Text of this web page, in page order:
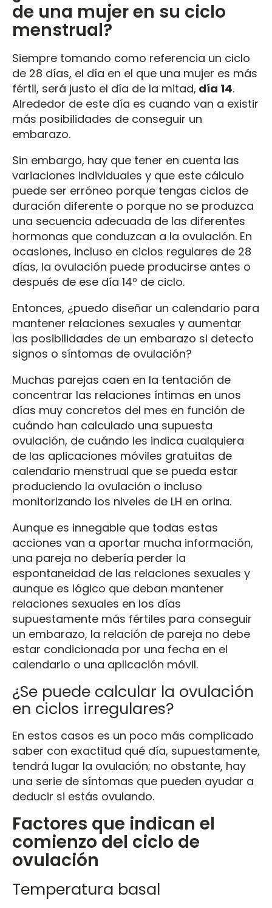
de una mujer en su ciclo
menstrual?
Siempre tomando como referencia un ciclo
de 28 días, el día en el que una mujer es más
fértil, será justo el día de la mitad, día 14.
Alrededor de este día es cuando van a existir
más posibilidades de conseguir un
embarazo.
Sin embargo, hay que tener en cuenta las
variaciones individuales y que este cálculo
puede ser erróneo porque tengas ciclos de
duración diferente o porque no se produzca
una secuencia adecuada de las diferentes
hormonas que conduzcan a la ovulación. En
ocasiones, incluso en ciclos regulares de 28
días, la ovulación puede producirse antes o
después de ese día 14º de ciclo.
Entonces, ¿puedo diseñar un calendario para
mantener relaciones sexuales y aumentar
las posibilidades de un embarazo si detecto
signos o síntomas de ovulación?
Muchas parejas caen en la tentación de
concentrar las relaciones íntimas en unos
días muy concretos del mes en función de
cuándo han calculado una supuesta
ovulación, de cuándo les indica cualquiera
de las aplicaciones móviles gratuitas de
calendario menstrual que se pueda estar
produciendo la ovulación o incluso
monitorizando los niveles de LH en orina.
Aunque es innegable que todas estas
acciones van a aportar mucha información,
una pareja no debería perder la
espontaneidad de las relaciones sexuales y
aunque es lógico que deban mantener
relaciones sexuales en los días
supuestamente más fértiles para conseguir
un embarazo, la relación de pareja no debe
estar condicionada por una fecha en el
calendario o una aplicación móvil.
¿Se puede calcular la ovulación
en ciclos irregulares?
En estos casos es un poco más complicado
saber con exactitud qué día, supuestamente,
tendrá lugar la ovulación; no obstante, hay
una serie de síntomas que pueden ayudar a
deducir si estás ovulando.
Factores que indican el
comienzo del ciclo de
ovulación
Temperatura basal